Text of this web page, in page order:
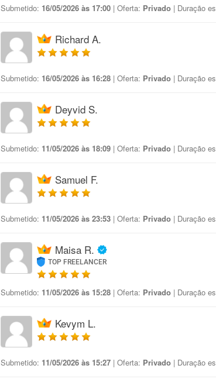
Submetido: 16/05/2026 às 17:00 | Oferta: Privado | Duração
Richard A.
Submetido: 16/05/2026 às 16:28 | Oferta: Privado | Duração
Deyvid S.
Submetido: 11/05/2026 às 18:09 | Oferta: Privado | Duração
Samuel F.
Submetido: 11/05/2026 às 23:53 | Oferta: Privado | Duração
Maisa R.
TOP FREELANCER
Submetido: 11/05/2026 às 15:28 | Oferta: Privado | Duração
Kevym L.
Submetido: 11/05/2026 às 15:27 | Oferta: Privado | Duração